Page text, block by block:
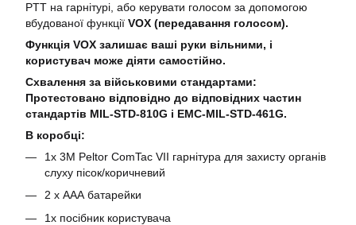
PTT на гарнітурі, або керувати голосом за допомогою
вбудованої функції VOX (передавання голосом).
Функція VOX залишає ваші руки вільними, і
користувач може діяти самостійно.
Схвалення за військовими стандартами:
Протестовано відповідно до відповідних частин
стандартів MIL-STD-810G і EMC-MIL-STD-461G.
В коробці:
1x 3M Peltor ComTac VII гарнітура для захисту органів
слуху пісок/коричневий
2 х ААА батарейки
1x посібник користувача